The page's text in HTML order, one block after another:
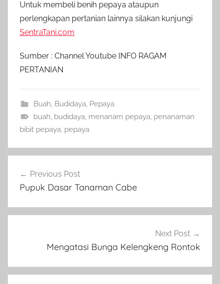
Untuk membeli benih pepaya ataupun
perlengkapan pertanian lainnya silakan kunjungi
SentraTani.com
Sumber : Channel Youtube INFO RAGAM
PERTANIAN
Buah, Budidaya, Pepaya
buah, budidaya, menanam pepaya, penanaman
bibit pepaya, pepaya
pos
Previous Post
Pupuk Dasar Tanaman Cabe
Next Post
Mengatasi Bunga Kelengkeng Rontok